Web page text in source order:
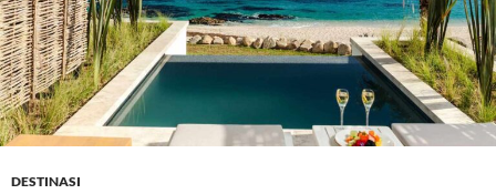
DESTINASI